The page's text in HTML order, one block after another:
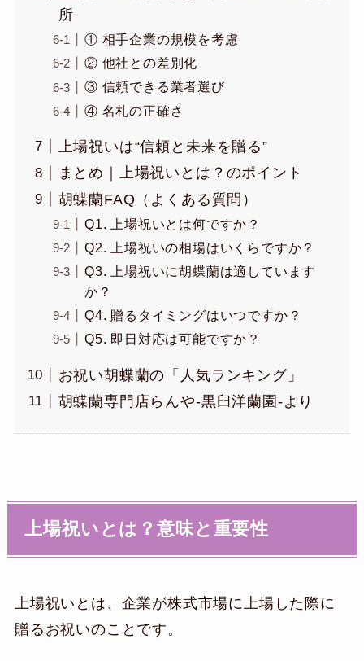
所
① 相手企業の規模を考慮
② 他社との差別化
③ 信頼できる業者選び
④ 名札の正確さ
上場祝いは“信頼と未来を贈る”
まとめ｜上場祝いとは？のポイント
胡蝶蘭FAQ（よくある質問）
Q1. 上場祝いとは何ですか？
Q2. 上場祝いの相場はいくらですか？
Q3. 上場祝いに胡蝶蘭は適しています
か？
Q4. 贈るタイミングはいつですか？
Q5. 即日対応は可能ですか？
お祝い胡蝶蘭の「人気ランキング」
胡蝶蘭専門店らんや-黒臼洋蘭園-より
上場祝いとは？意味と重要性
上場祝いとは、企業が株式市場に上場した際に
贈るお祝いのことです。